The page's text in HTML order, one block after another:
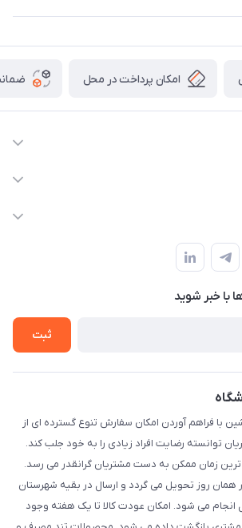
امکان پرداخت در محل
با‌ خبر شوید
ثبت
با فراهم آوردن امکان سفارش تنوع گسترده ای از
توانسته رضایت افراد زیادی را به خود جلب کند.
ترین زمان ممکن به دست مشتریان گرانقدر می رسد.
همان روز تحویل می گردد و ارسال در بقیه شهرستان
انجام می شود. امکان عودت کالا تا یک هفته وجود